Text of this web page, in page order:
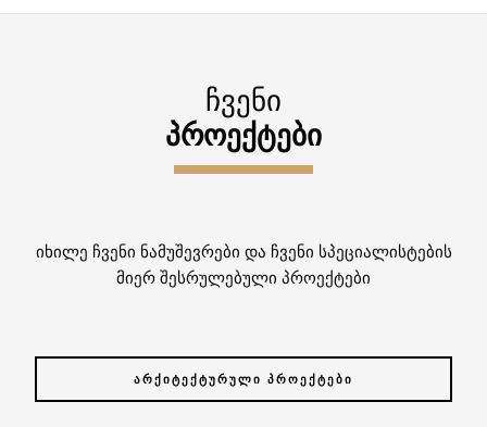
ᲩᲕᲔᲜᲘ
ᲞᲠᲝᲔᲥᲢᲔᲑᲘ
იხილე ჩვენი ნამუშევრები და ჩვენი სპეციალისტების
მიერ შესრულებული პროექტები
ᲐᲠᲥᲘᲢᲔᲥᲢᲣᲠᲣᲚᲘ ᲞᲠᲝᲔᲥᲢᲔᲑᲘ